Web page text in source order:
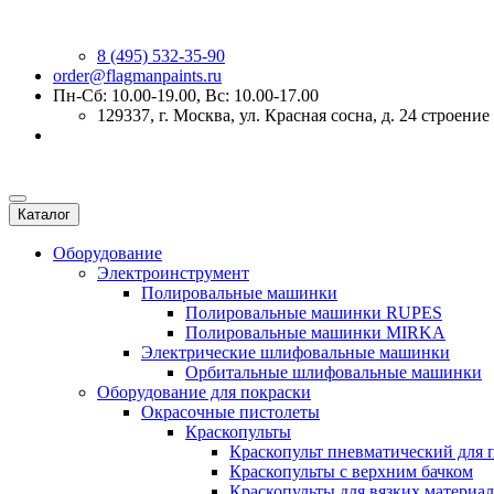
8 (495) 532-35-90
order@flagmanpaints.ru
Пн-Сб: 10.00-19.00, Вс: 10.00-17.00
129337, г. Москва, ул. Красная сосна, д. 24 строение
Каталог
Оборудование
Электроинструмент
Полировальные машинки
Полировальные машинки RUPES
Полировальные машинки MIRKA
Электрические шлифовальные машинки
Орбитальные шлифовальные машинки
Оборудование для покраски
Окрасочные пистолеты
Краскопульты
Краскопульт пневматический для
Краскопульты с верхним бачком